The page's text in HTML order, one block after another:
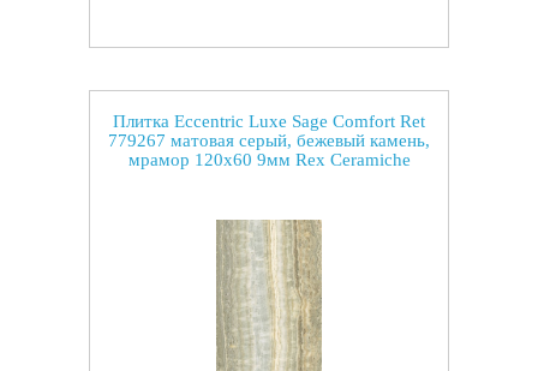
Плитка Eccentric Luxe Sage Comfort Ret
779267 матовая серый, бежевый камень,
мрамор 120x60 9мм Rex Ceramiche